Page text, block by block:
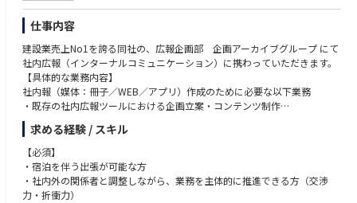
仕事内容
建設業売上No1を誇る同社の、広報企画部 企画アーカイブグループ にて
社内広報（インターナルコミュニケーション）に携わっていただきます。
【具体的な業務内容】
社内報（媒体：冊子／WEB／アプリ）作成のために必要な以下業務
・既存の社内広報ツールにおける企画立案・コンテンツ制作
・社内報などの制作会社との連携・ディレクション・進行管理
・国内でのインナー向け取材対応
・グループ会社を巻き込んだ新たな情報発信体制の構築
・AIを用いた社内広報業務の省力化
・海外グループ会社社員へのエンゲージメント醸成施策の企画立案・実行
・社員とのn対nのコミュニケーション機会の企画立案・実行
求める経験 / スキル
【必須】
・宿泊を伴う出張が可能な方
・社内外の関係者と調整しながら、業務を主体的に推進できる方（交渉
力・折衝力）